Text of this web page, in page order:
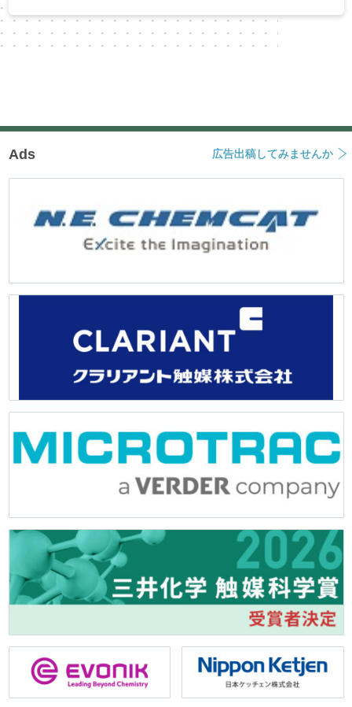
Ads 広告出稿してみませんか